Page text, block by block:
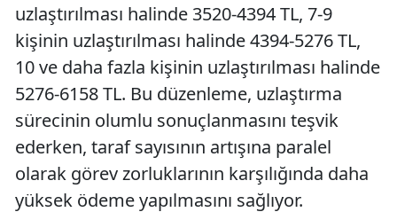
uzlaştırılması halinde 3520-4394 TL, 7-9
kişinin uzlaştırılması halinde 4394-5276 TL,
10 ve daha fazla kişinin uzlaştırılması halinde
5276-6158 TL. Bu düzenleme, uzlaştırma
sürecinin olumlu sonuçlanmasını teşvik
ederken, taraf sayısının artışına paralel
olarak görev zorluklarının karşılığında daha
yüksek ödeme yapılmasını sağlıyor.